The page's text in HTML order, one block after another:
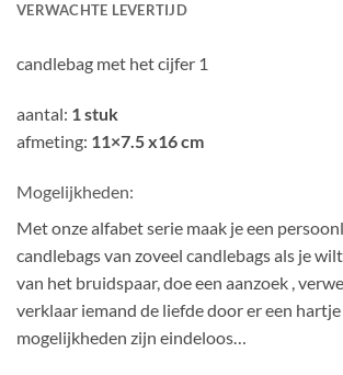
VERWACHTE LEVERTIJD
candlebag met het cijfer 1
aantal: 1 stuk
afmeting: 11×7.5 x16 cm
Mogelijkheden:
Met onze alfabet serie maak je een
candlebags van zoveel candlebags als je
van het bruidspaar, doe een aanzoek ,
verklaar iemand de liefde door er een
mogelijkheden zijn eindeloos…